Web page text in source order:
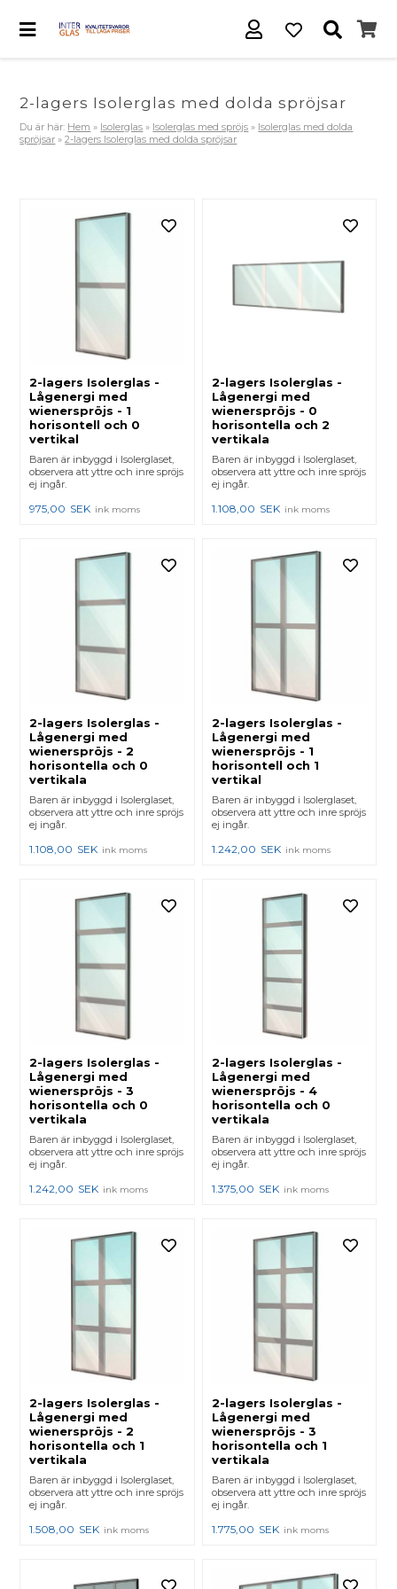
2-lagers Isolerglas med dolda spröjsar
Du är här: Hem » Isolerglas » Isolerglas med spröjs » Isolerglas med dolda
spröjsar »2-lagers Isolerglas med dolda spröjsar
2-lagers Isolerglas -
Lågenergi med
wienerspröjs - 1
horisontell och 0
vertikal
Baren är inbyggd i Isolerglaset,
observera att yttre och inre spröjs
ej ingår.
975,00 SEK ink moms
2-lagers Isolerglas -
Lågenergi med
wienerspröjs - 0
horisontella och 2
vertikala
Baren är inbyggd i Isolerglaset,
observera att yttre och inre spröjs
ej ingår.
1.108,00 SEK ink moms
2-lagers Isolerglas -
Lågenergi med
wienerspröjs - 2
horisontella och 0
vertikala
Baren är inbyggd i Isolerglaset,
observera att yttre och inre spröjs
ej ingår.
1.108,00 SEK ink moms
2-lagers Isolerglas -
Lågenergi med
wienerspröjs - 1
horisontell och 1
vertikal
Baren är inbyggd i Isolerglaset,
observera att yttre och inre spröjs
ej ingår.
1.242,00 SEK ink moms
2-lagers Isolerglas -
Lågenergi med
wienerspröjs - 3
horisontella och 0
vertikala
Baren är inbyggd i Isolerglaset,
observera att yttre och inre spröjs
ej ingår.
1.242,00 SEK ink moms
2-lagers Isolerglas -
Lågenergi med
wienerspröjs - 4
horisontella och 0
vertikala
Baren är inbyggd i Isolerglaset,
observera att yttre och inre spröjs
ej ingår.
1.375,00 SEK ink moms
2-lagers Isolerglas -
Lågenergi med
wienerspröjs - 2
horisontella och 1
vertikala
Baren är inbyggd i Isolerglaset,
observera att yttre och inre spröjs
ej ingår.
1.508,00 SEK ink moms
2-lagers Isolerglas -
Lågenergi med
wienerspröjs - 3
horisontella och 1
vertikala
Baren är inbyggd i Isolerglaset,
observera att yttre och inre spröjs
ej ingår.
1.775,00 SEK ink moms